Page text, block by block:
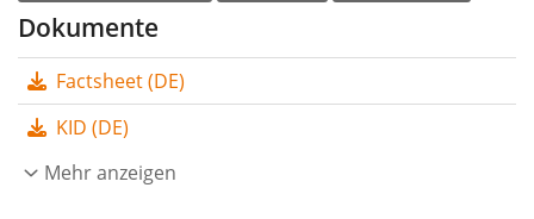
acc ist der einzige ETF, der den MSCI AC Asia ex Japan
des Indexsynthetisch durch Swaps
Tauschgeschäfte) nach. Die Dividendenerträge im ETF
Dokumente
Factsheet (DE)
KID (DE)
Mehr anzeigen